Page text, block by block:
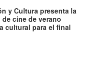
y Cultura presenta la
cine de verano
cultural para el final